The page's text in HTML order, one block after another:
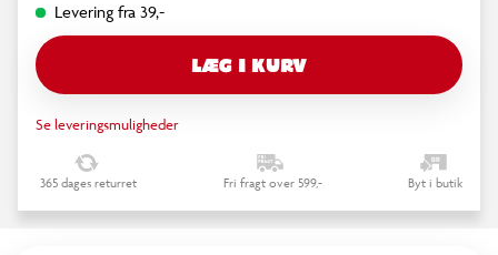
Levering fra 39,-
LÆG I KURV
Se leveringsmuligheder
365 dages returret Fri fragt over 599,- Byt i butik